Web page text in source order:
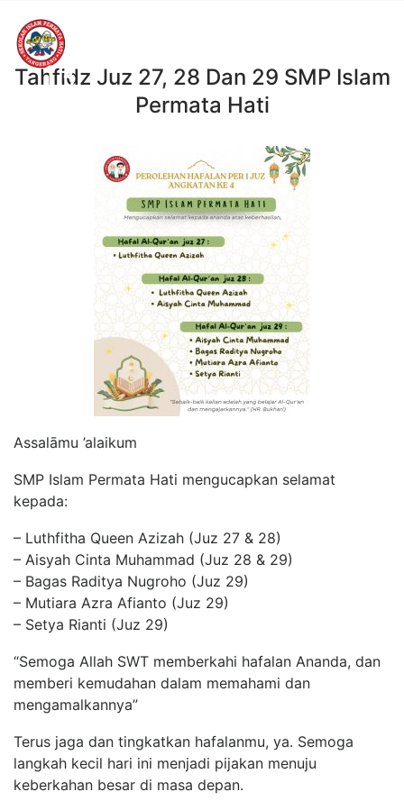
Tahfidz Juz 27, 28 Dan 29 SMP Islam
Permata Hati
13
Assalāmu ’alaikum
SMP Islam Permata Hati mengucapkan selamat
kepada:
– Luthfitha Queen Azizah (Juz 27 & 28)
– Aisyah Cinta Muhammad (Juz 28 & 29)
– Bagas Raditya Nugroho (Juz 29)
– Mutiara Azra Afianto (Juz 29)
– Setya Rianti (Juz 29)
“Semoga Allah SWT memberkahi hafalan Ananda, dan
memberi kemudahan dalam memahami dan
mengamalkannya”
Terus jaga dan tingkatkan hafalanmu, ya. Semoga
langkah kecil hari ini menjadi pijakan menuju
keberkahan besar di masa depan.